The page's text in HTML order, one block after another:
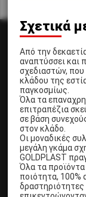
Η εταιρία
Εκπτώσεις
Έξοδα
Τρόποι
Συντελεστές
Επιστροφές
Αίτηση
Προσωπικά
Ασφάλεια
Πολιτική
Όροι Χρήσης
Σχετικά
Από την
αναπτύσσει και
σχεδιαστών, που
κλάδου της
παγκοσμίως.
Όλα τα
επιτραπέζια
σε βάση
στον κλάδο.
Οι μοναδικές
μεγάλη γκάμα
GOLDPLAST
Όλα τα
ποιότητα, 100%
δραστηριότητες